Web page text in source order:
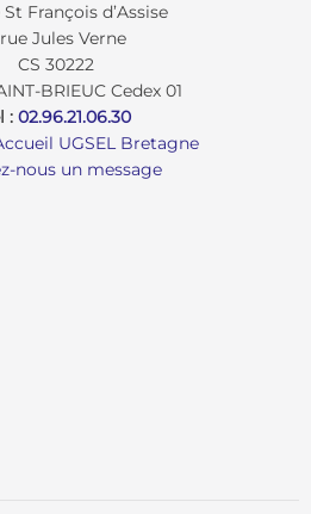
François d’Assise
Jules Verne
CS 30222
BRIEUC Cedex 01
: 02.96.21.06.30
UGSEL Bretagne
nous un message